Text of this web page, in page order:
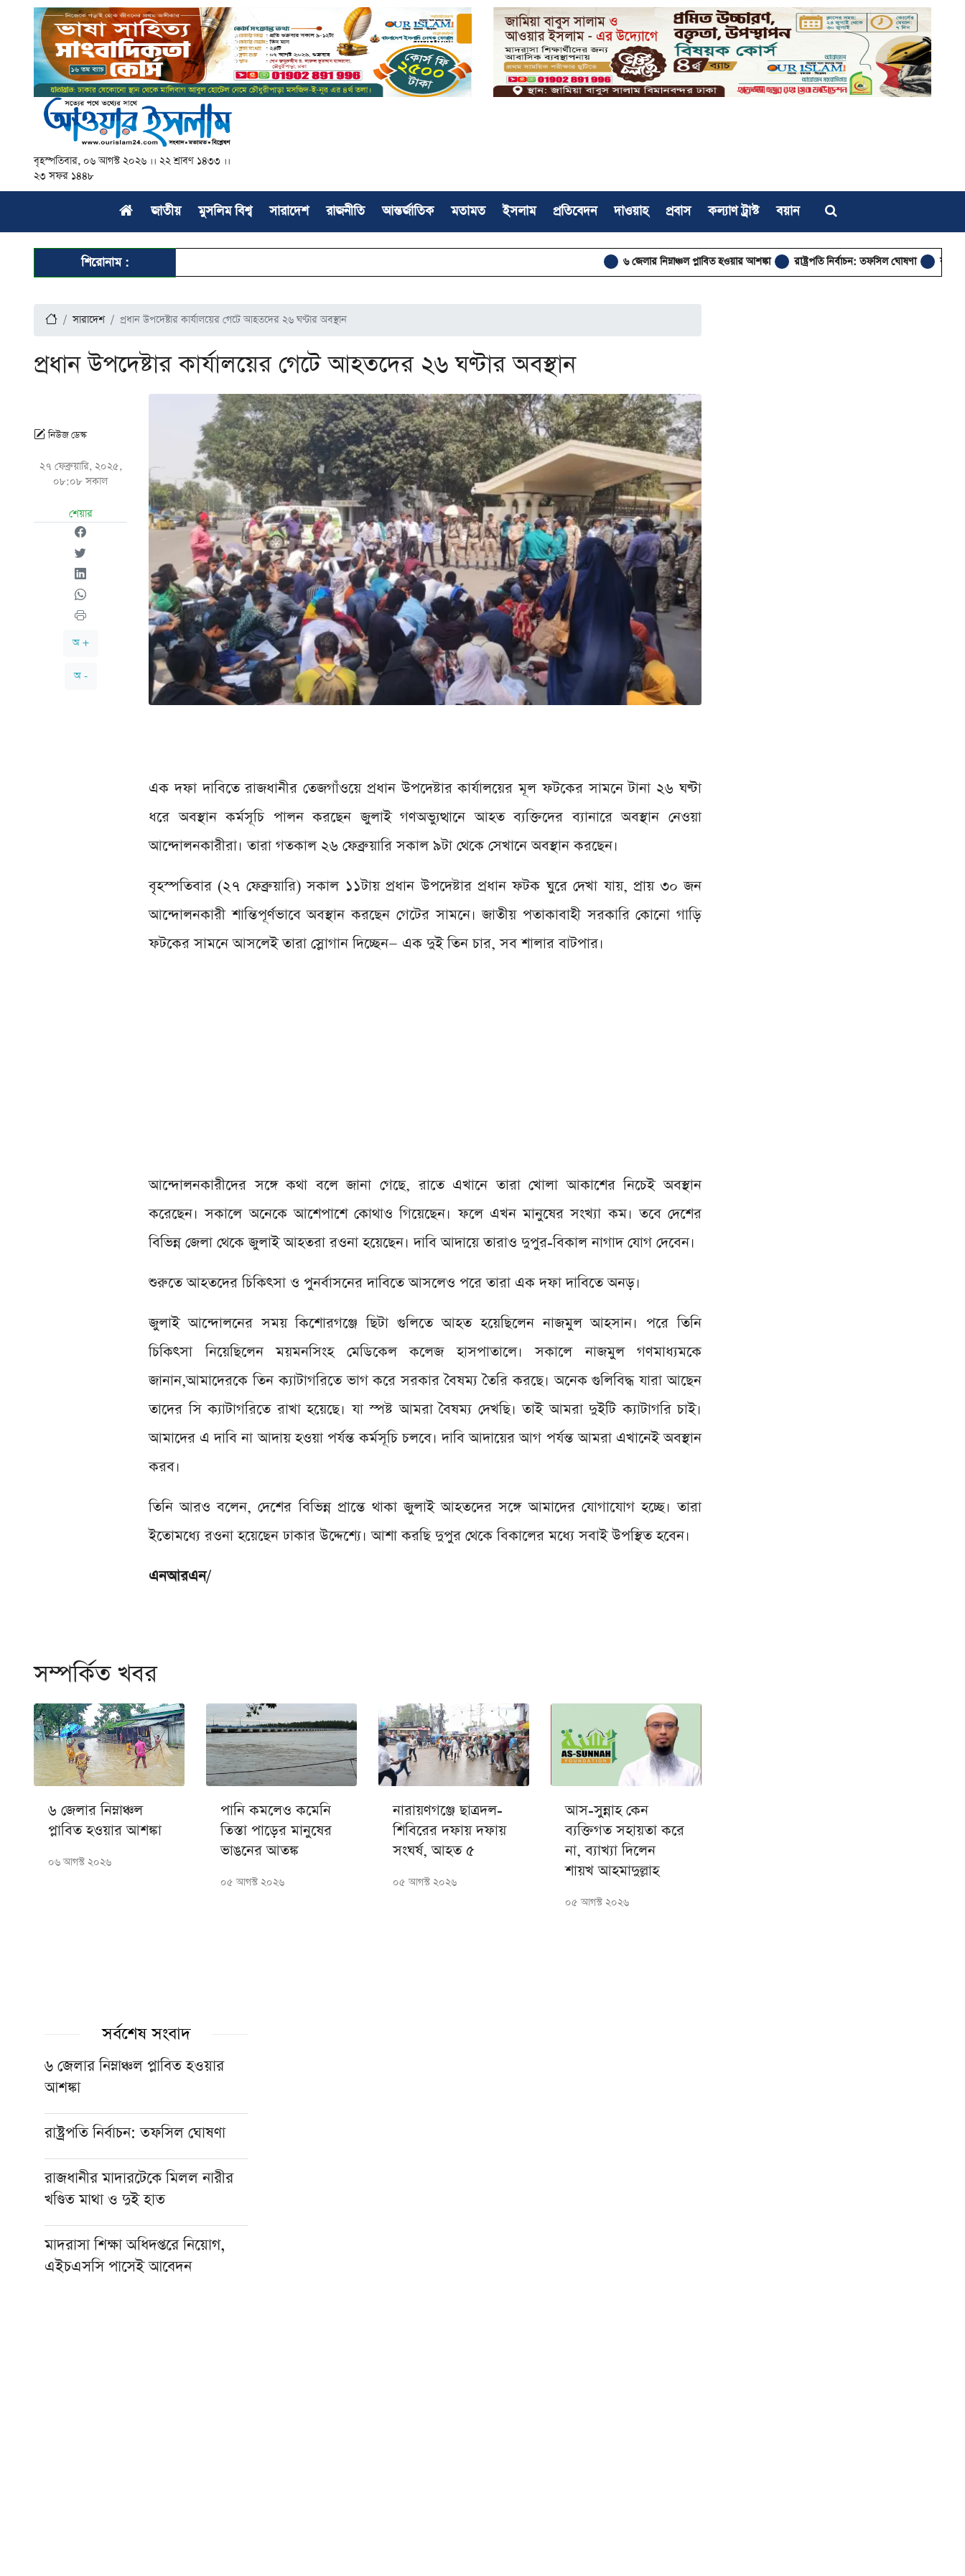
বৃহস্পতিবার, ০৬ আগস্ট ২০২৬ ।। ২২ শ্রাবণ ১৪৩৩ ।।
২৩ সফর ১৪৪৮
জাতীয় মুসলিম বিশ্ব সারাদেশ রাজনীতি আন্তর্জাতিক মতামত ইসলাম প্রতিবেদন দাওয়াহ প্রবাস কল্যাণ ট্রাস্ট বয়ান
শিরোনাম : ৬ জেলার নিম্নাঞ্চল প্লাবিত হওয়ার আশঙ্কা রাষ্ট্রপতি নির্বাচন: তফসিল ঘোষণা রাজধানীর
সারাদেশ প্রধান উপদেষ্টার কার্যালয়ের গেটে আহতদের ২৬ ঘণ্টার অবস্থান
প্রধান উপদেষ্টার কার্যালয়ের গেটে আহতদের ২৬ ঘণ্টার অবস্থান
নিউজ ডেস্ক
২৭ ফেব্রুয়ারি, ২০২৫,
০৮:০৮ সকাল
শেয়ার
অ +
অ -
এক দফা দাবিতে রাজধানীর তেজগাঁওয়ে প্রধান উপদেষ্টার কার্যালয়ের মূল ফটকের সামনে টানা ২৬ ঘণ্টা
ধরে অবস্থান কর্মসূচি পালন করছেন জুলাই গণঅভ্যুত্থানে আহত ব্যক্তিদের ব্যানারে অবস্থান নেওয়া
আন্দোলনকারীরা। তারা গতকাল ২৬ ফেব্রুয়ারি সকাল ৯টা থেকে সেখানে অবস্থান করছেন।
বৃহস্পতিবার (২৭ ফেব্রুয়ারি) সকাল ১১টায় প্রধান উপদেষ্টার প্রধান ফটক ঘুরে দেখা যায়, প্রায় ৩০ জন
আন্দোলনকারী শান্তিপূর্ণভাবে অবস্থান করছেন গেটের সামনে। জাতীয় পতাকাবাহী সরকারি কোনো গাড়ি
ফটকের সামনে আসলেই তারা স্লোগান দিচ্ছেন— এক দুই তিন চার, সব শালার বাটপার।
আন্দোলনকারীদের সঙ্গে কথা বলে জানা গেছে, রাতে এখানে তারা খোলা আকাশের নিচেই অবস্থান
করেছেন। সকালে অনেকে আশেপাশে কোথাও গিয়েছেন। ফলে এখন মানুষের সংখ্যা কম। তবে দেশের
বিভিন্ন জেলা থেকে জুলাই আহতরা রওনা হয়েছেন। দাবি আদায়ে তারাও দুপুর-বিকাল নাগাদ যোগ দেবেন।
শুরুতে আহতদের চিকিৎসা ও পুনর্বাসনের দাবিতে আসলেও পরে তারা এক দফা দাবিতে অনড়।
জুলাই আন্দোলনের সময় কিশোরগঞ্জে ছিটা গুলিতে আহত হয়েছিলেন নাজমুল আহসান। পরে তিনি
চিকিৎসা নিয়েছিলেন ময়মনসিংহ মেডিকেল কলেজ হাসপাতালে। সকালে নাজমুল গণমাধ্যমকে
জানান,আমাদেরকে তিন ক্যাটাগরিতে ভাগ করে সরকার বৈষম্য তৈরি করছে। অনেক গুলিবিদ্ধ যারা আছেন
তাদের সি ক্যাটাগরিতে রাখা হয়েছে। যা স্পষ্ট আমরা বৈষম্য দেখছি। তাই আমরা দুইটি ক্যাটাগরি চাই।
আমাদের এ দাবি না আদায় হওয়া পর্যন্ত কর্মসূচি চলবে। দাবি আদায়ের আগ পর্যন্ত আমরা এখানেই অবস্থান
করব।
তিনি আরও বলেন, দেশের বিভিন্ন প্রান্তে থাকা জুলাই আহতদের সঙ্গে আমাদের যোগাযোগ হচ্ছে। তারা
ইতোমধ্যে রওনা হয়েছেন ঢাকার উদ্দেশ্যে। আশা করছি দুপুর থেকে বিকালের মধ্যে সবাই উপস্থিত হবেন।
এনআরএন/
সম্পর্কিত খবর
৬ জেলার নিম্নাঞ্চল
প্লাবিত হওয়ার আশঙ্কা
০৬ আগস্ট ২০২৬
পানি কমলেও কমেনি
তিস্তা পাড়ের মানুষের
ভাঙনের আতঙ্ক
০৫ আগস্ট ২০২৬
নারায়ণগঞ্জে ছাত্রদল-
শিবিরের দফায় দফায়
সংঘর্ষ, আহত ৫
০৫ আগস্ট ২০২৬
আস-সুন্নাহ কেন
ব্যক্তিগত সহায়তা করে
না, ব্যাখ্যা দিলেন
শায়খ আহমাদুল্লাহ
০৫ আগস্ট ২০২৬
সর্বশেষ সংবাদ
৬ জেলার নিম্নাঞ্চল প্লাবিত হওয়ার
আশঙ্কা
রাষ্ট্রপতি নির্বাচন: তফসিল ঘোষণা
রাজধানীর মাদারটেকে মিলল নারীর
খণ্ডিত মাথা ও দুই হাত
মাদরাসা শিক্ষা অধিদপ্তরে নিয়োগ,
এইচএসসি পাসেই আবেদন